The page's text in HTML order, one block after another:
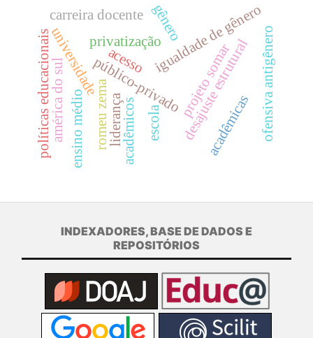
privatização projeto somar
público-privado
romeu zema
igualdade de gênero
acadêmicos acadêmicas
universidade ofensiva antigênero
políticas educacionais
gênero
desajuste estrutural
acesso
américa do sul escola
carreira docente
ensino médio liderança
INDEXADORES, BASE DE DADOS E
REPOSITÓRIOS